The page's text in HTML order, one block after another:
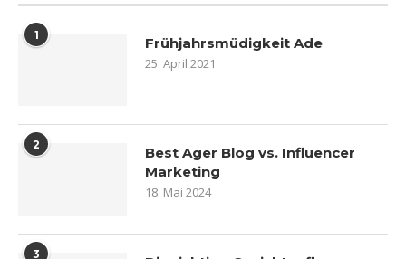
1 Frühjahrsmüdigkeit Ade
25. April 2021
2
Best Ager Blog vs. Influencer
Marketing
18. Mai 2024
3